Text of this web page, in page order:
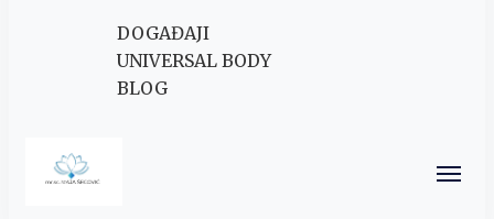
Maja Šegović
AnandaDOGAĐAJI
UNIVERSAL BODY
BLOG